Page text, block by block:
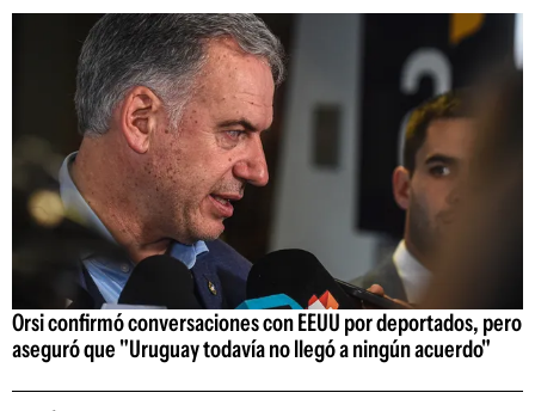
Orsi confirmó conversaciones con EEUU por deportados, pero
aseguró que "Uruguay todavía no llegó a ningún acuerdo"